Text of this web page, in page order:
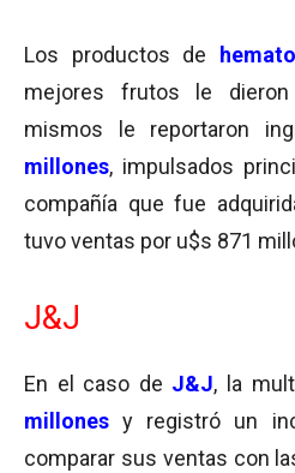
Los productos de
mejores frutos le
mismos le reportaron
millones, impulsados
compañía que fue
tuvo ventas por u$s 871
J&J
En el caso de J&J, la
millones y registró un
comparar sus ventas con